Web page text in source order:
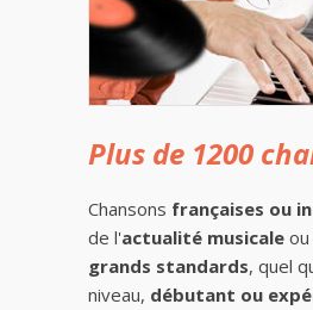
Plus de 1200
Chansons françaises ou
de l'actualité musicale
grands standards, quel
niveau, débutant ou